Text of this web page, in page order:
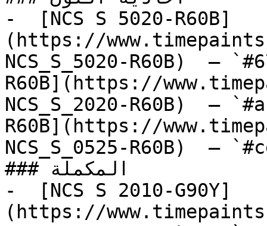
-  [NCS S 5020-R60B]
(https://
NCS_S_5020-R60B)  —
R60B](https://
NCS_S_2020-R60B)  —
R60B](https://
NCS_S_0525-R60B)  —
### المكملة
-  [NCS S 2010-G90Y]
(https://